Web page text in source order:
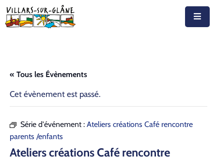
Autorités
Prestations
Documents
« Tous les Évènements
Cet évènement est passé.
Série d'événement : Ateliers créations Café rencontre
parents /enfants
Ateliers créations Café rencontre